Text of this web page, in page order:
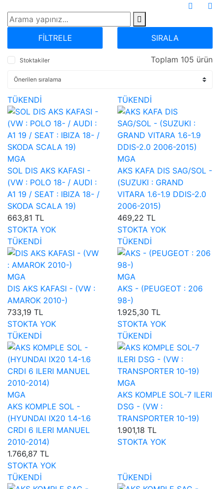
FİLTRELE SIRALA
Stoktakiler Toplam 105 ürün
TÜKENDİ
MGA
SOL DIS AKS KAFASI -
(VW : POLO 18- / AUDI :
A1 19 / SEAT : IBIZA 18- /
SKODA SCALA 19)
663,81 TL
STOKTA YOK
TÜKENDİ
MGA
AKS KAFA DIS SAG/SOL -
(SUZUKI : GRAND
VITARA 1.6-1.9 DDIS-2.0
2006-2015)
469,22 TL
STOKTA YOK
TÜKENDİ
MGA
DIS AKS KAFASI - (VW :
AMAROK 2010-)
733,19 TL
STOKTA YOK
TÜKENDİ
MGA
AKS - (PEUGEOT : 206
98-)
1.925,30 TL
STOKTA YOK
TÜKENDİ
MGA
AKS KOMPLE SOL -
(HYUNDAI IX20 1.4-1.6
CRDI 6 ILERI MANUEL
2010-2014)
1.766,87 TL
STOKTA YOK
TÜKENDİ
MGA
AKS KOMPLE SOL-7 ILERI
DSG - (VW :
TRANSPORTER 10-19)
1.901,18 TL
STOKTA YOK
TÜKENDİ TÜKENDİ